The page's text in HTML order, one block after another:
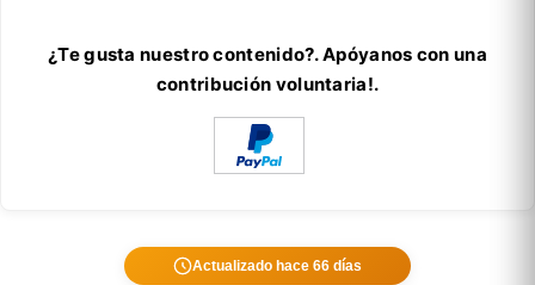
¿Te gusta nuestro contenido?. Apóyanos con una
contribución voluntaria!.
Actualizado hace 66 días